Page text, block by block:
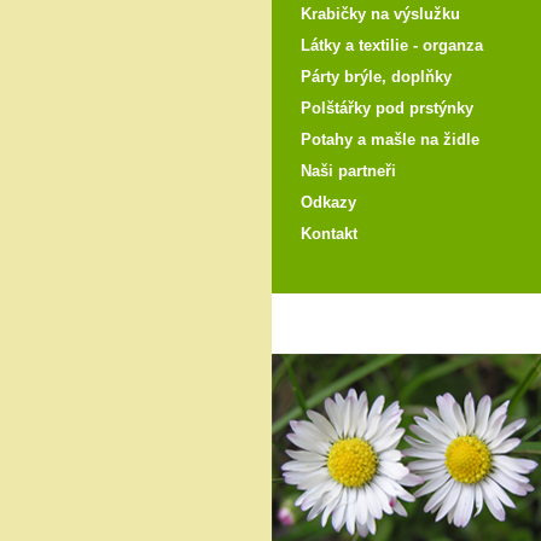
Krabičky na výslužku
Látky a textilie - organza
Párty brýle, doplňky
Polštářky pod prstýnky
Potahy a mašle na židle
Naši partneři
Odkazy
Kontakt